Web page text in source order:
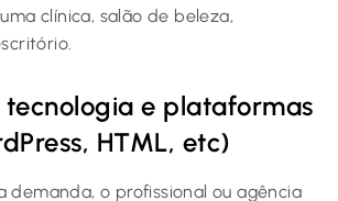
clínica, salão de beleza,
tecnologia e plataformas
HTML, etc)
demanda, o profissional ou agência